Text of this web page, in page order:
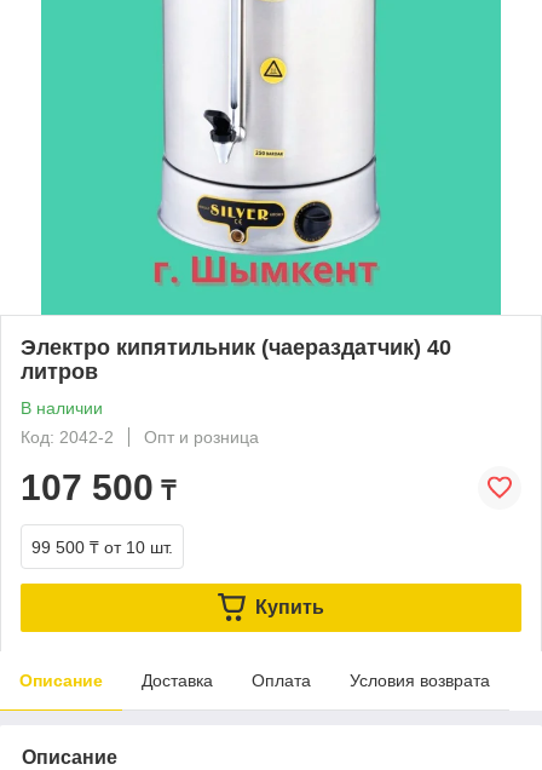
Электро кипятильник (чаераздатчик) 40
литров
В наличии
Код: 2042-2
Опт и розница
107 500 ₸
99 500 ₸ от 10 шт.
Купить
Описание Доставка Оплата Условия возврата
Описание